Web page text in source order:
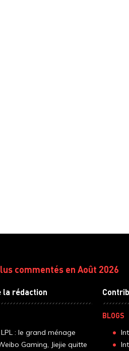
commentés en Août 2026
la rédaction
: le grand ménage
Gaming, Jiejie quitte
BLOGS